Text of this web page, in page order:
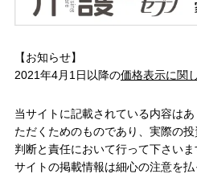
【お知らせ】
2021年4月1日以降の価格表示に関
当サイトに記載されている内容は
ただくためのものであり、実際の
判断と責任において行って下さい
サイトの掲載情報は細心の注意を